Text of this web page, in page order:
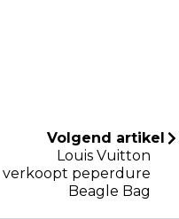
Volgend artikel
Louis Vuitton
verkoopt peperdure
Beagle Bag